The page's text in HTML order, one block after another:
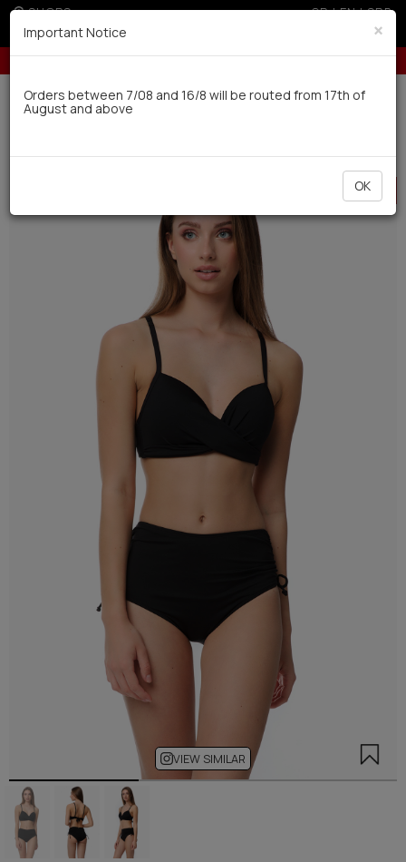
SHOPS GR|EN|SRB
5% off for orders over 250€ for EU & 300€ for non EU (sale season)
Delivery in 7-9 working days via UPS
HOT
OFFER
VIEW SIMILAR
×
Important Notice
Orders between 7/08 and 16/8 will be routed from 17th of
August and above
OK